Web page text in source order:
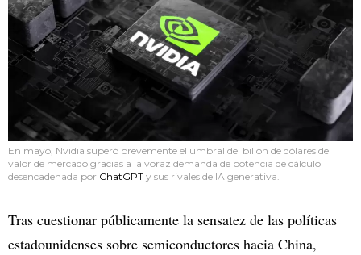
En mayo, Nvidia superó brevemente el umbral del billón de dólares de
valor de mercado gracias a la voraz demanda de potencia de cálculo
desencadenada por ChatGPT y sus rivales de IA generativa.
Tras cuestionar públicamente la sensatez de las políticas
estadounidenses sobre semiconductores hacia China,